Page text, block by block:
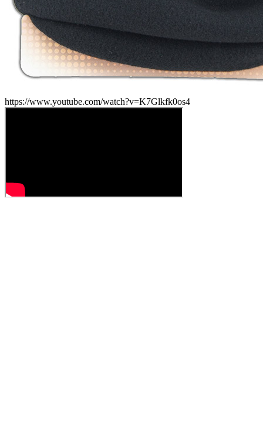
https://www.youtube.com/watch?v=K7Glkfk0os4